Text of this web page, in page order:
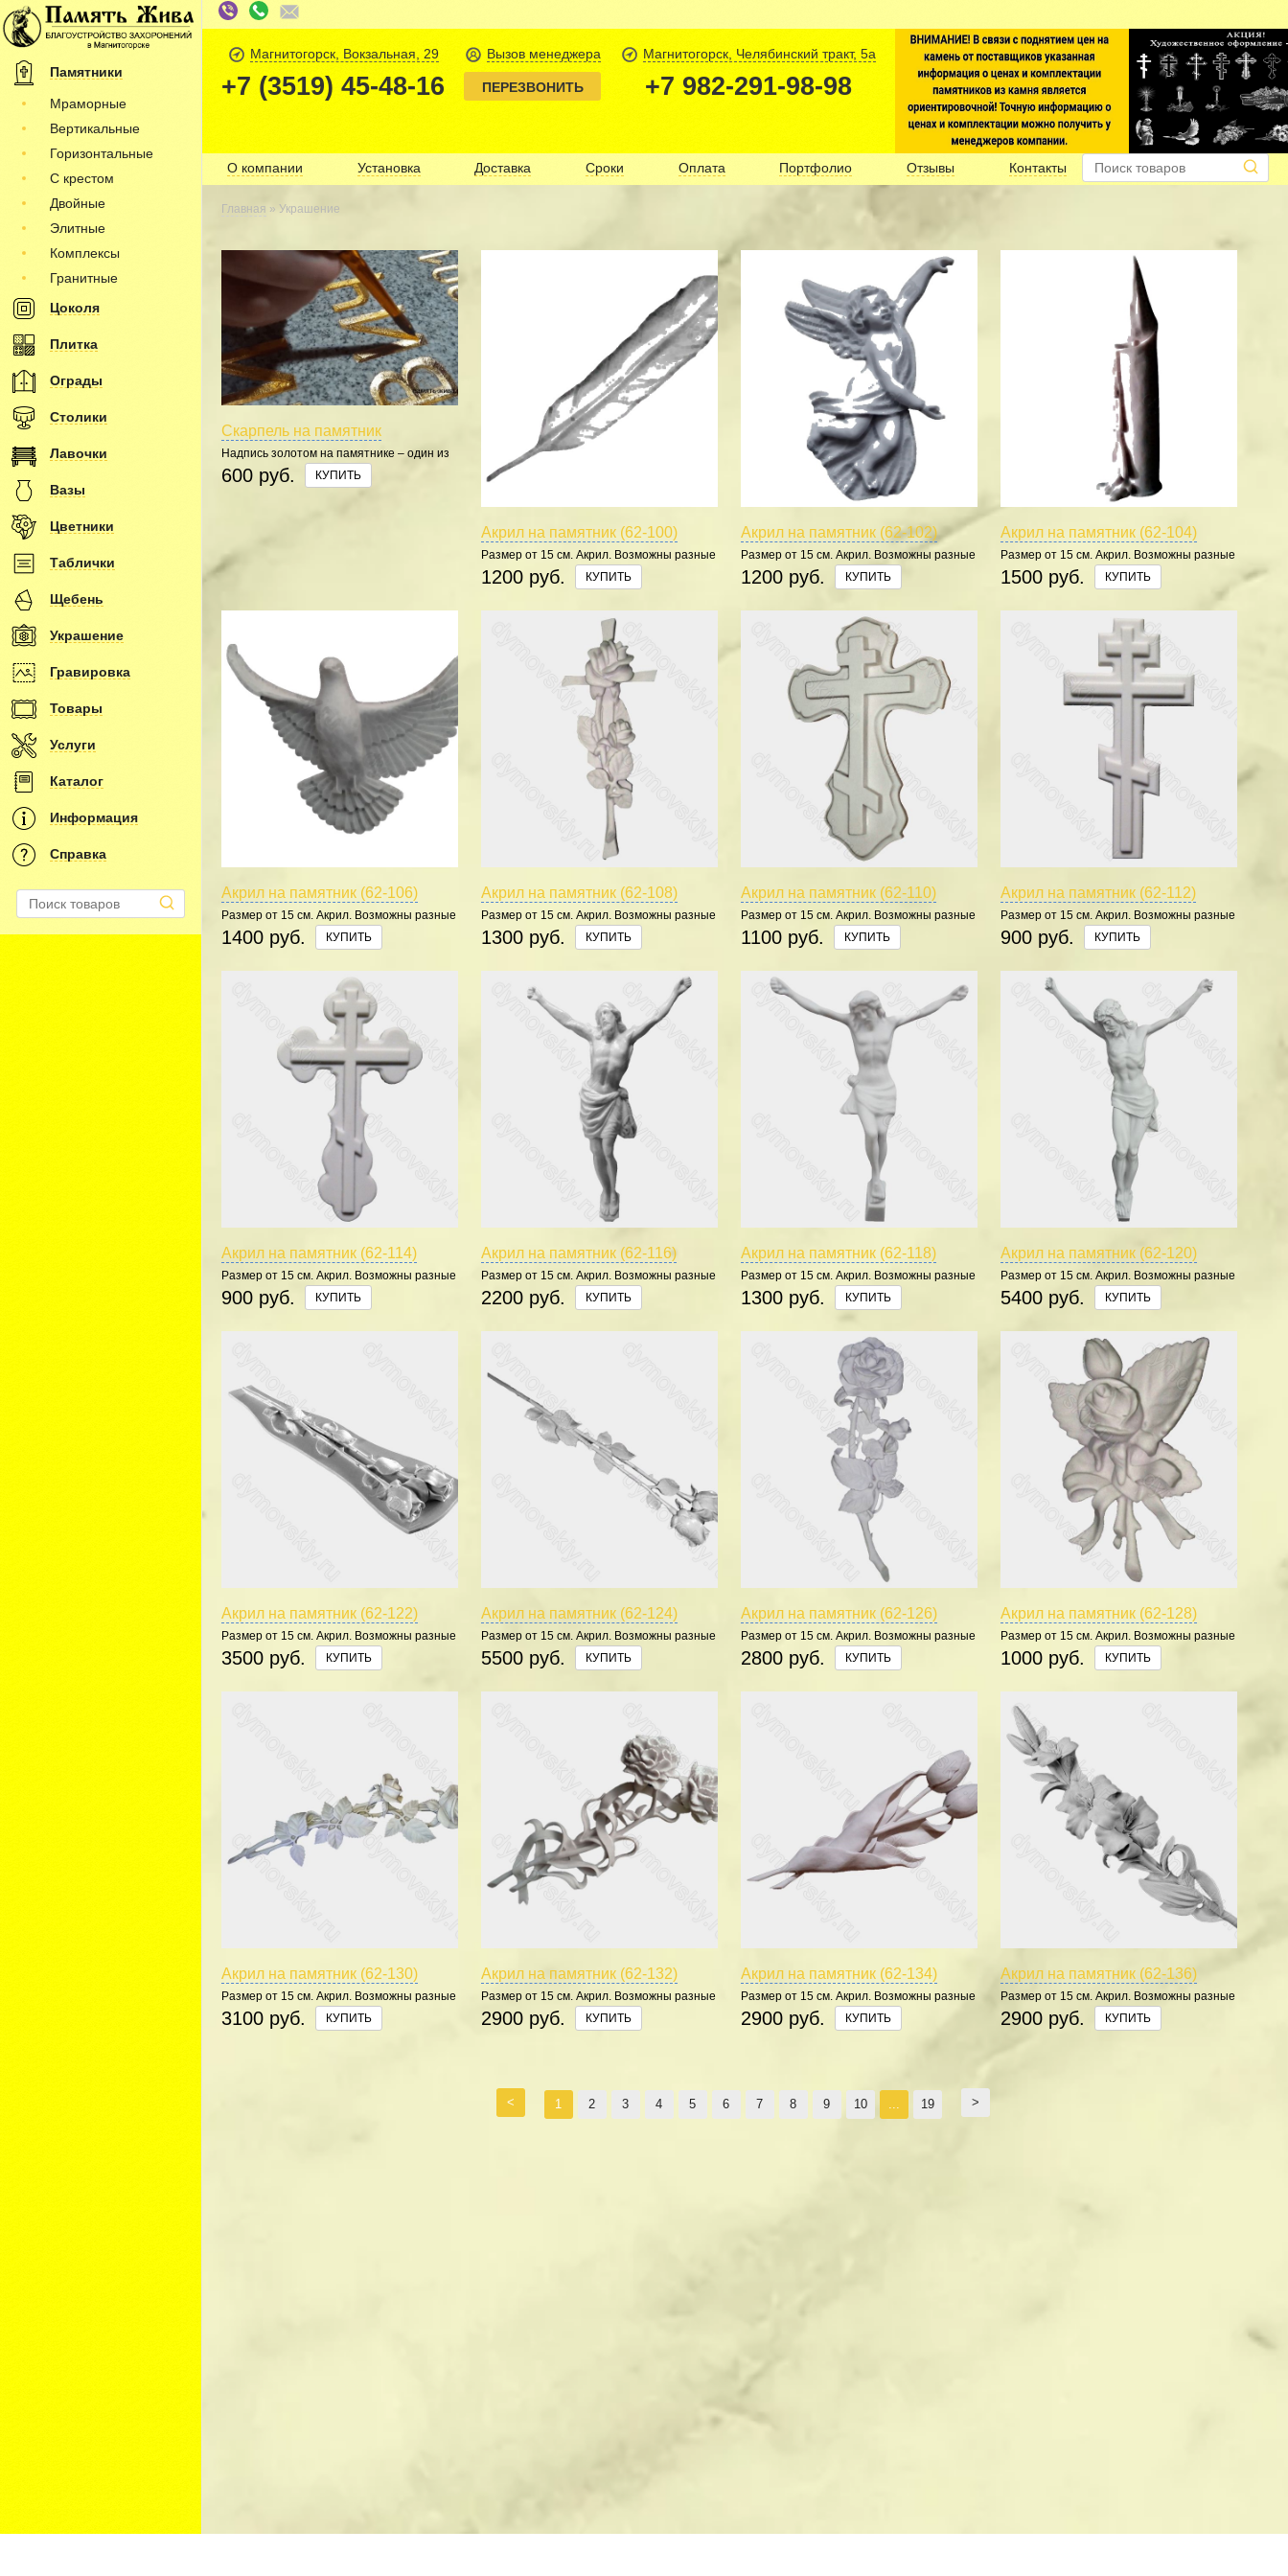
Памятники
Мраморные
Вертикальные
Горизонтальные
С крестом
Двойные
Элитные
Комплексы
Гранитные
Цоколя
Плитка
Ограды
Столики
Лавочки
Вазы
Цветники
Таблички
Щебень
Украшение
Гравировка
Товары
Услуги
Каталог
Информация
Справка
Магнитогорск, Вокзальная, 29
+7 (3519) 45-48-16
Вызов менеджера
ПЕРЕЗВОНИТЬ
Магнитогорск, Челябинский тракт, 5а
+7 982-291-98-98
О компании Установка Доставка Сроки Оплата Портфолио Отзывы Контакты
Главная » Украшение
Скарпель на памятник
Надпись золотом на памятнике – один из
способов оформления. Наша мастерская
Мы использует итальянское сусальное
600 руб. КУПИТЬ
Акрил на памятник (62-100)
Размер от 15 см. Акрил. Возможны разные
цвета.
1200 руб. КУПИТЬ
Акрил на памятник (62-102)
Размер от 15 см. Акрил. Возможны разные
цвета.
1200 руб. КУПИТЬ
Акрил на памятник (62-104)
Размер от 15 см. Акрил. Возможны разные
цвета.
1500 руб. КУПИТЬ
Акрил на памятник (62-106)
Размер от 15 см. Акрил. Возможны разные
цвета.
1400 руб. КУПИТЬ
Акрил на памятник (62-108)
Размер от 15 см. Акрил. Возможны разные
цвета.
1300 руб. КУПИТЬ
Акрил на памятник (62-110)
Размер от 15 см. Акрил. Возможны разные
цвета.
1100 руб. КУПИТЬ
Акрил на памятник (62-112)
Размер от 15 см. Акрил. Возможны разные
цвета.
900 руб. КУПИТЬ
Акрил на памятник (62-114)
Размер от 15 см. Акрил. Возможны разные
цвета.
900 руб. КУПИТЬ
Акрил на памятник (62-116)
Размер от 15 см. Акрил. Возможны разные
цвета.
2200 руб. КУПИТЬ
Акрил на памятник (62-118)
Размер от 15 см. Акрил. Возможны разные
цвета.
1300 руб. КУПИТЬ
Акрил на памятник (62-120)
Размер от 15 см. Акрил. Возможны разные
цвета.
5400 руб. КУПИТЬ
Акрил на памятник (62-122)
Размер от 15 см. Акрил. Возможны разные
цвета.
3500 руб. КУПИТЬ
Акрил на памятник (62-124)
Размер от 15 см. Акрил. Возможны разные
цвета.
5500 руб. КУПИТЬ
Акрил на памятник (62-126)
Размер от 15 см. Акрил. Возможны разные
цвета.
2800 руб. КУПИТЬ
Акрил на памятник (62-128)
Размер от 15 см. Акрил. Возможны разные
цвета.
1000 руб. КУПИТЬ
Акрил на памятник (62-130)
Размер от 15 см. Акрил. Возможны разные
цвета.
3100 руб. КУПИТЬ
Акрил на памятник (62-132)
Размер от 15 см. Акрил. Возможны разные
цвета.
2900 руб. КУПИТЬ
Акрил на памятник (62-134)
Размер от 15 см. Акрил. Возможны разные
цвета.
2900 руб. КУПИТЬ
Акрил на памятник (62-136)
Размер от 15 см. Акрил. Возможны разные
цвета.
2900 руб. КУПИТЬ
< 1 2 3 4 5 6 7 8 9 10 ... 19 >